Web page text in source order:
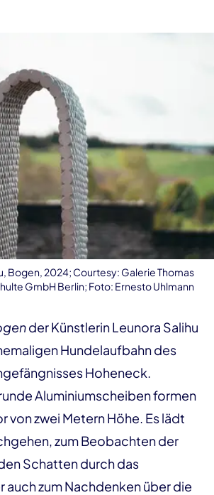
der Künstlerin Leunora Salihu
Hundelaufbahn des
Hoheneck.
Aluminiumscheiben formen
von zwei Metern Höhe. Es lädt
zum Beobachten der
Schatten durch das
auch zum Nachdenken über die
Bogen, 2024; Courtesy: Galerie Thomas
GmbH Berlin; Foto: Ernesto Uhlmann